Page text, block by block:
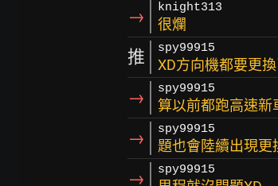
→ knight313
很爛
推 spy99915
XD方向機都要更
→ spy99915
算以前都跑高速新
→ spy99915
題也會陸續出現更
→ spy99915